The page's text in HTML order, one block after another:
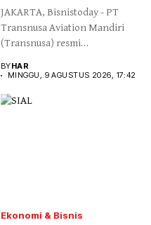
JAKARTA, Bisnistoday - PT
Transnusa Aviation Mandiri
(Transnusa) resmi
perdana...
BYHAR
MINGGU, 9 AGUSTUS 2026, 17:42
Ekonomi & Bisnis